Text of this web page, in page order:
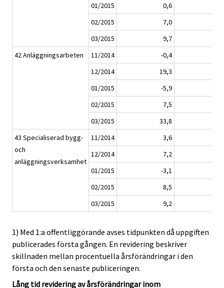
01/2015
0,6
02/2015
7,0
03/2015
9,7
42 Anläggningsarbeten
11/2014 -0,4
12/2014
19,3
01/2015
-5,9
02/2015
7,5
03/2015
33,8
43 Specialiserad bygg-
och
anläggningsverksamhet
11/2014 3,6
12/2014
7,2
01/2015
-3,1
02/2015
8,5
03/2015
9,2
1) Med 1:a offentliggörande avses tidpunkten då uppgiften
publicerades första gången. En revidering beskriver
skillnaden mellan procentuella årsförändringar i den
första och den senaste publiceringen.
Lång tid revidering av årsförändringar inom